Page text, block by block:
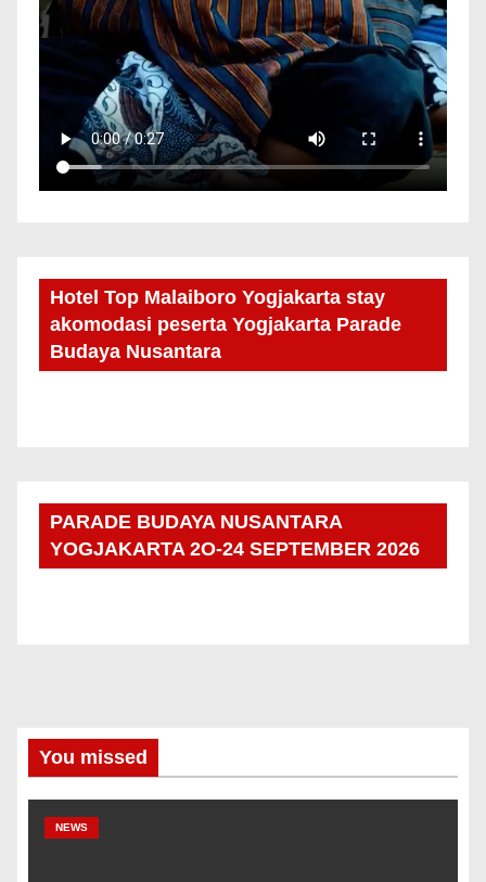
Hotel Top Malaiboro Yogjakarta stay
akomodasi peserta Yogjakarta Parade
Budaya Nusantara
PARADE BUDAYA NUSANTARA
YOGJAKARTA 2O-24 SEPTEMBER 2026
You missed
NEWS